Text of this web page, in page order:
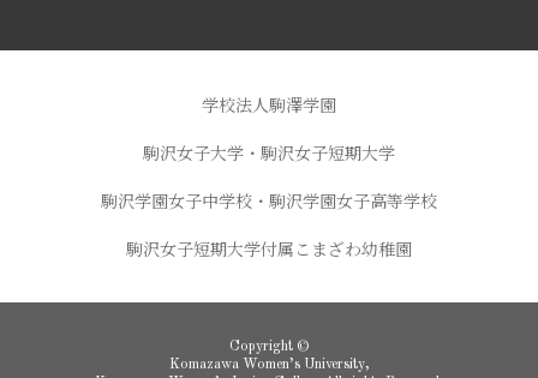
学校法人駒澤学園
駒沢女子大学・駒沢女子短期大学
駒沢学園女子中学校・駒沢学園女子高等学校
駒沢女子短期大学付属こまざわ幼稚園
Copyright ©
Komazawa Women’s University,